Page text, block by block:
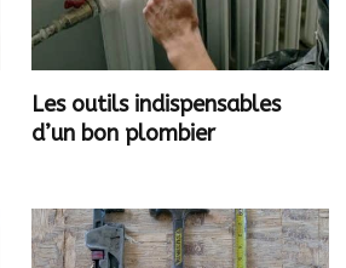
Les outils indispensables
d’un bon plombier